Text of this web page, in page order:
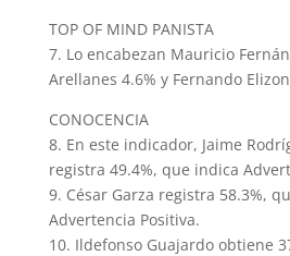
TOP OF MIND PANISTA
7. Lo encabezan Mauricio
Arellanes 4.6% y Fernando
CONOCENCIA
8. En este indicador, Jaime
registra 49.4%, que indica
9. César Garza registra 58.3%,
Advertencia Positiva.
10. Ildefonso Guajardo obtiene